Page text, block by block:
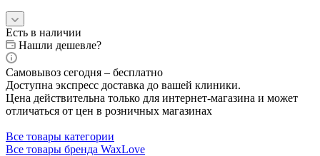
Есть в наличии
Нашли дешевле?
Самовывоз сегодня – бесплатно
Доступна экспресс доставка до вашей клиники.
Цена действительна только для интернет-магазина и может
отличаться от цен в розничных магазинах
Все товары категории
Все товары бренда WaxLove